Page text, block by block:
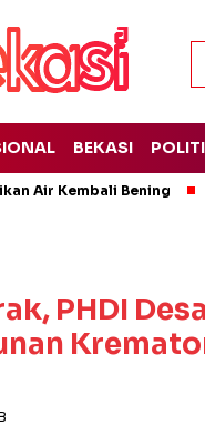
BEKASI
Air Kembali Bening
PHDI